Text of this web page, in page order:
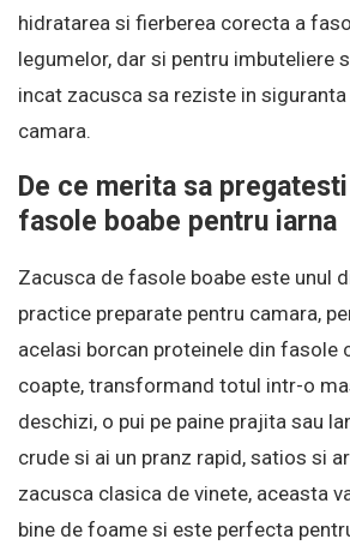
hidratarea si fierberea corecta a
legumelor, dar si pentru imbuteliere
incat zacusca sa reziste in siguranta
camara.
De ce merita sa
fasole boabe pentru iarna
Zacusca de fasole boabe este unul
practice preparate pentru camara,
acelasi borcan proteinele din fasole
coapte, transformand totul intr-o
deschizi, o pui pe paine prajita sau
crude si ai un pranz rapid, satios si
zacusca clasica de vinete, aceasta
bine de foame si este perfecta